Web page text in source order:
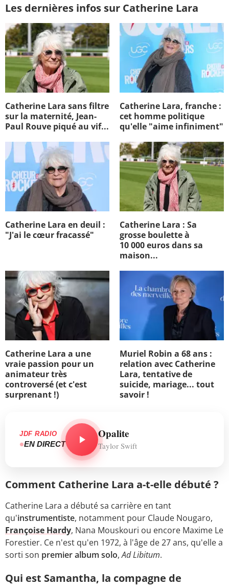
Les dernières infos sur Catherine Lara
Catherine Lara sans filtre
sur la maternité, Jean-
Paul Rouve piqué au vif...
Catherine Lara, franche :
cet homme politique
qu'elle "aime infiniment"
Catherine Lara en deuil :
"J'ai le cœur fracassé"
Catherine Lara : Sa
grosse boulette à
10 000 euros dans sa
maison...
Catherine Lara a une
vraie passion pour un
animateur très
controversé (et c'est
surprenant !)
Muriel Robin a 68 ans :
relation avec Catherine
Lara, tentative de
suicide, mariage... tout
savoir !
JDF RADIO
EN DIRECT
Opalite
Taylor Swift
Comment Catherine Lara a-t-elle débuté ?
Catherine Lara a débuté sa carrière en tant
qu'instrumentiste, notamment pour Claude Nougaro,
Françoise Hardy, Nana Mouskouri ou encore Maxime Le
Forestier. Ce n'est qu'en 1972, à l'âge de 27 ans, qu'elle a
sorti son premier album solo,Ad Libitum.
Qui est Samantha, la compagne de